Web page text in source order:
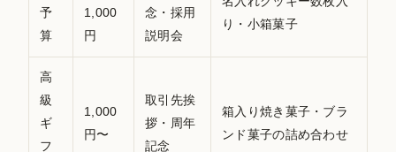
予
算
1,000
円
念・採用
説明会
り・小箱菓子
高
級
ギ
フ
1,000
円〜
取引先挨
拶・周年
記念
箱入り焼き菓子・ブラ
ンド菓子の詰め合わせ